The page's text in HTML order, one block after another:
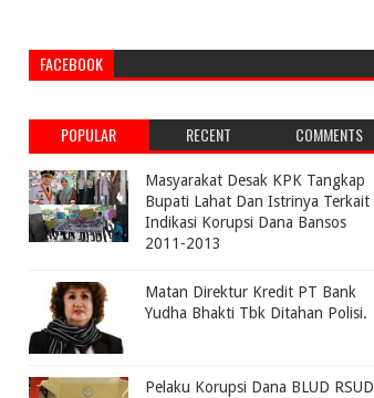
FACEBOOK
POPULAR RECENT COMMENTS
Masyarakat Desak KPK Tangkap
Bupati Lahat Dan Istrinya Terkait
Indikasi Korupsi Dana Bansos
2011-2013
Matan Direktur Kredit PT Bank
Yudha Bhakti Tbk Ditahan Polisi.
Pelaku Korupsi Dana BLUD RSUD